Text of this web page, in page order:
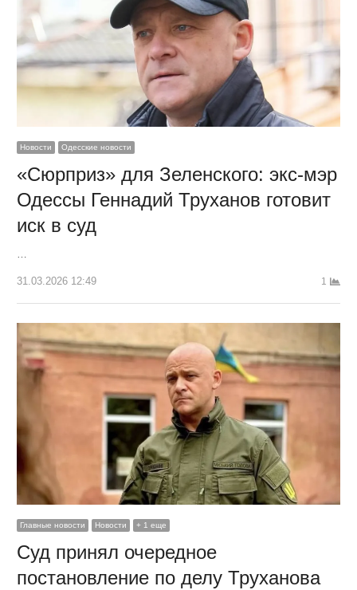
Новости Одесские новости
«Сюрприз» для Зеленского: экс-мэр
Одессы Геннадий Труханов готовит
иск в суд
…
31.03.2026 12:49 1
Главные новости Новости + 1 еще
Суд принял очередное
постановление по делу Труханова